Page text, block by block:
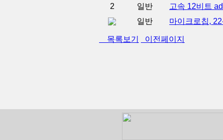
2
일반
고속 12비트
일반
마이크로칩,
목록보기 이전페이지